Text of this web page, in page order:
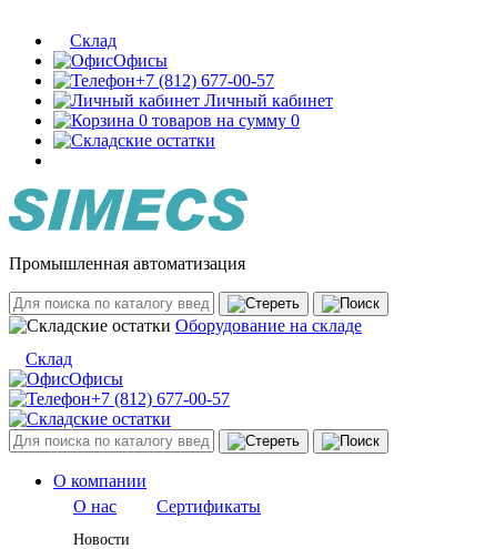
Склад
Офисы
+7 (812) 677-00-57
Личный кабинет
0 товаров на сумму 0
Промышленная автоматизация
Оборудование на складе
Склад
Офисы
+7 (812) 677-00-57
О компании
О нас
Сертификаты
Новости